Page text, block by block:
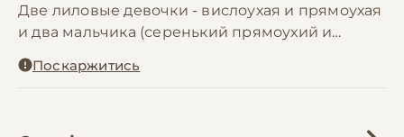
Две лиловые девочки - вислоухая и прямоухая
и два мальчика (серенький прямоухий и
Поскаржитись